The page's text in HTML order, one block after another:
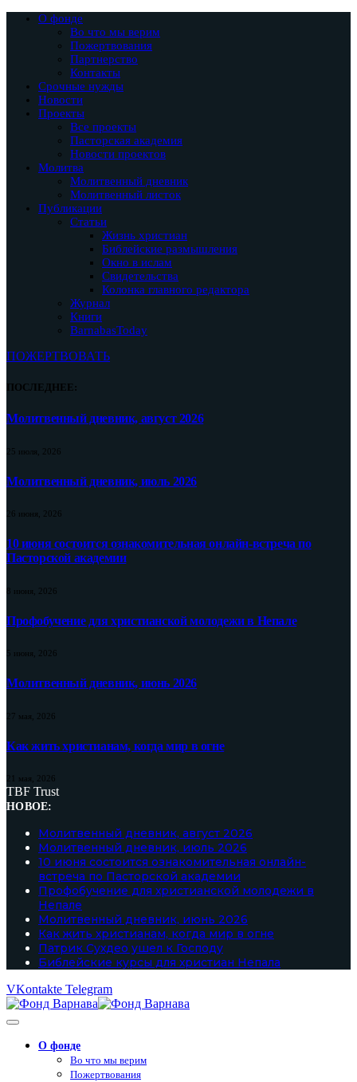
О фонде
Во что мы верим
Пожертвования
Партнерство
Контакты
Срочные нужды
Новости
Проекты
Все проекты
Пасторская академия
Новости проектов
Молитва
Молитвенный дневник
Молитвенный листок
Публикации
Статьи
Жизнь христиан
Библейские размышления
Окно в ислам
Свидетельства
Колонка главного редактора
Журнал
Книги
BarnabasToday
ПОЖЕРТВОВАТЬ
ПОСЛЕДНЕЕ:
Молитвенный дневник, август 2026
25 июля, 2026
Молитвенный дневник, июль 2026
26 июня, 2026
10 июня состоится ознакомительная онлайн-встреча по
Пасторской академии
8 июня, 2026
Профобучение для христианской молодежи в Непале
5 июня, 2026
Молитвенный дневник, июнь 2026
27 мая, 2026
Как жить христианам, когда мир в огне
21 мая, 2026
TBF Trust
НОВОЕ:
Молитвенный дневник, август 2026
Молитвенный дневник, июль 2026
10 июня состоится ознакомительная онлайн-
встреча по Пасторской академии
Профобучение для христианской молодежи в
Непале
Молитвенный дневник, июнь 2026
Как жить христианам, когда мир в огне
Патрик Сухдео ушел к Господу
Библейские курсы для христиан Непала
VKontakte Telegram
О фонде
Во что мы верим
Пожертвования